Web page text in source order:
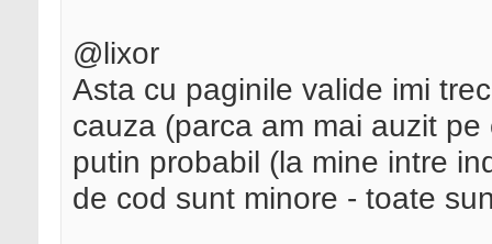
@lixor
Asta cu paginile valide imi
cauza (parca am mai auzit
putin probabil (la mine intre
de cod sunt minore - toate